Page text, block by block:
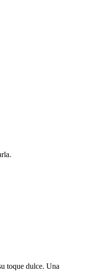
toque dulce. Una